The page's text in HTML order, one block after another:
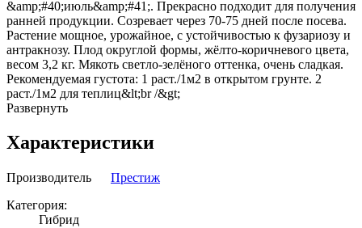
&amp;#40;июль&amp;#41;. Прекрасно подходит для получения
ранней продукции. Созревает через 70-75 дней после посева.
Растение мощное, урожайное, с устойчивостью к фузариозу и
антракнозу. Плод округлой формы, жёлто-коричневого цвета,
весом 3,2 кг. Мякоть светло-зелёного оттенка, очень сладкая.
Рекомендуемая густота: 1 раст./1м2 в открытом грунте. 2
раст./1м2 для теплиц&lt;br /&gt;
Развернуть
Характеристики
Производитель
Престиж
Категория:
Гибрид